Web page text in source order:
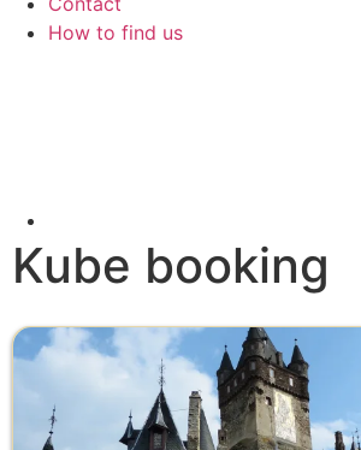
How to find us
Kube booking